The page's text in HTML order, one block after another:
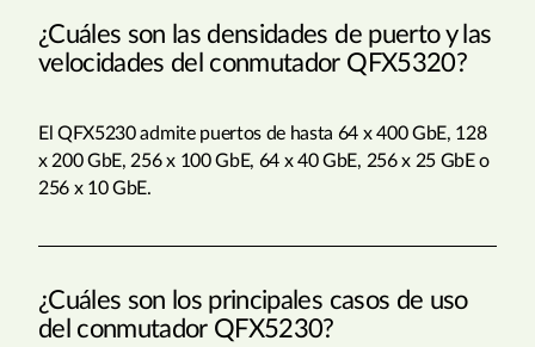
¿Cuáles son las densidades de puerto y las
velocidades del conmutador QFX5320?
El QFX5230 admite puertos de hasta 64 x 400 GbE, 128
x 200 GbE, 256 x 100 GbE, 64 x 40 GbE, 256 x 25 GbE o
256 x 10 GbE.
¿Cuáles son los principales casos de uso
del conmutador QFX5230?